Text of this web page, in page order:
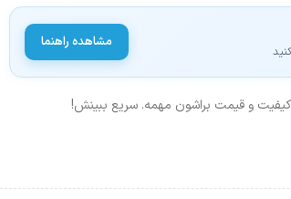
مشاهده راهنما